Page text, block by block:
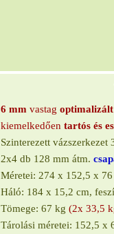
6 mm vastag optimalizált
kiemelkedően tartós és
Szinterezett vázszerkezet
2x4 db 128 mm átm.
Méretei: 274 x 152,5 x 76
Háló: 184 x 15,2 cm,
Tömege: 67 kg (2x 33,5
Tárolási méretei: 152,5 x